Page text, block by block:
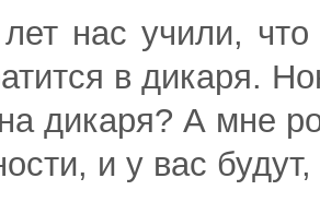
нас учили, что
в дикаря.
дикаря? А мне
и у вас